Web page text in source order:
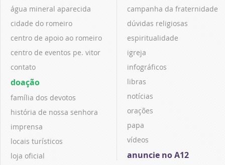
água mineral aparecida
cidade do romeiro
centro de apoio ao romeiro
centro de eventos pe. vitor
contato
doação
família dos devotos
história de nossa senhora
imprensa
locais turísticos
loja oficial
campanha da fraternidade
dúvidas religiosas
espiritualidade
igreja
infográficos
libras
notícias
orações
papa
vídeos
anuncie no A12